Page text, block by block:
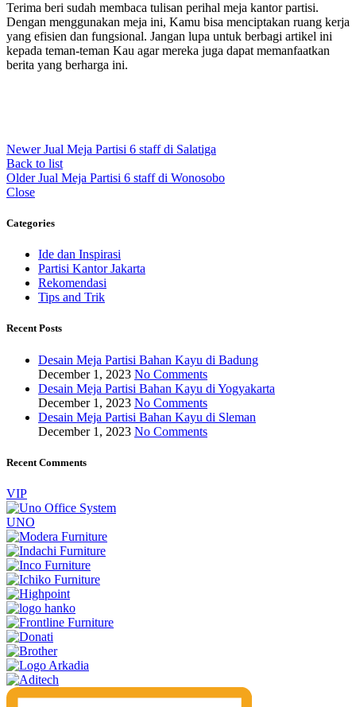
Terima beri sudah membaca tulisan perihal meja kantor partisi.
Dengan menggunakan meja ini, Kamu bisa menciptakan ruang kerja
yang efisien dan fungsional. Jangan lupa untuk berbagi artikel ini
kepada teman-teman Kau agar mereka juga dapat memanfaatkan
berita yang berharga ini.
Newer Jual Meja Partisi 6 staff di Salatiga
Back to list
Older Jual Meja Partisi 6 staff di Wonosobo
Close
Categories
Ide dan Inspirasi
Partisi Kantor Jakarta
Rekomendasi
Tips and Trik
Recent Posts
Desain Meja Partisi Bahan Kayu di Badung
December 1, 2023 No Comments
Desain Meja Partisi Bahan Kayu di Yogyakarta
December 1, 2023 No Comments
Desain Meja Partisi Bahan Kayu di Sleman
December 1, 2023 No Comments
Recent Comments
VIP
UNO